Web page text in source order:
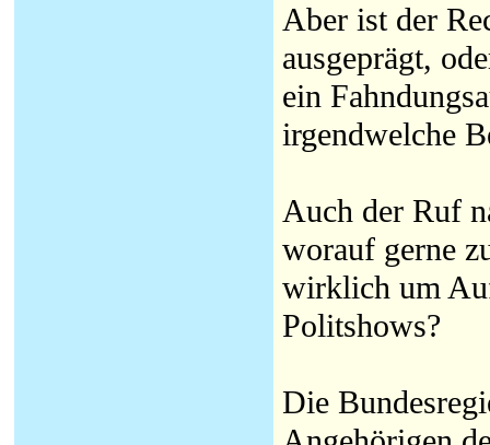
Aber ist der
ausgeprägt,
ein
irgendwelche
Auch der Ruf
worauf gerne
wirklich um
Politshows?
Die